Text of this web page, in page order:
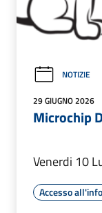
NOTIZIE
29 GIUGNO 2026
Microchip
Venerdi 10
Accesso